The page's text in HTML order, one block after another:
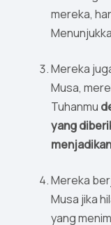
mereka,
Mereka
Musa,
Tuhanmu
yang
Mereka
Musa jika
yang